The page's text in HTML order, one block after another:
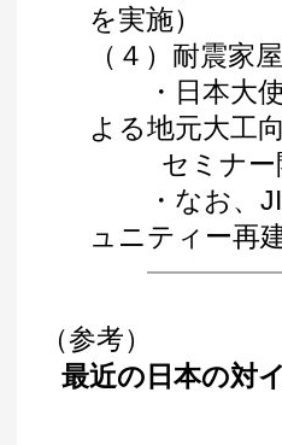
を実施）
（４）耐震家
・日本大使
よる地元大工
セミナー開
・なお、
ュニティー再
（参考）
最近の日本の対